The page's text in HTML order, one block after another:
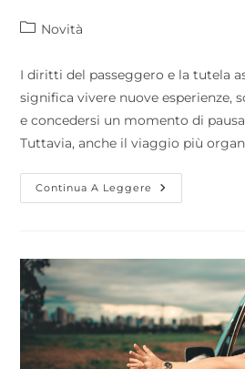
Novità
I diritti del passeggero e la tutela
significa vivere nuove esperienze,
e concedersi un momento di
Tuttavia, anche il viaggio più
Continua A Leggere